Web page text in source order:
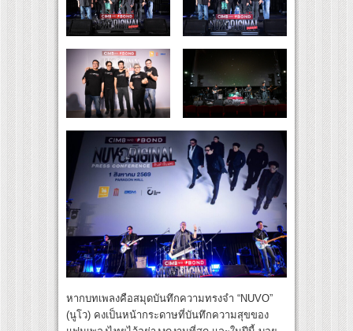
หากบทเพลงคือสมุดบันทึกความทรงจำ “NUVO”
(นูโว) คงเป็นหน้ากระดาษที่บันทึกความสุขของ